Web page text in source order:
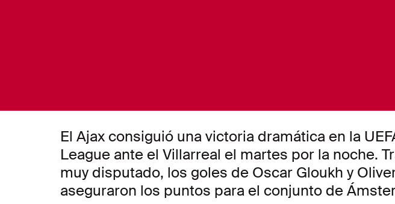
El Ajax consiguió una victoria dramática en la
League ante el Villarreal el martes por la noche.
muy disputado, los goles de Oscar Gloukh y
aseguraron los puntos para el conjunto de